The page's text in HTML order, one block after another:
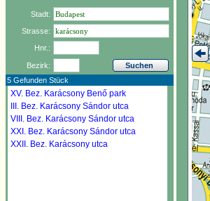
Stadt:
Strasse:
Hnr.:
Bezirk:
5 Gefunden Stück
XV. Bez. Karácsony Benő park
III. Bez. Karácsony Sándor utca
VIII. Bez. Karácsony Sándor utca
XXI. Bez. Karácsony Sándor utca
XXII. Bez. Karácsony utca